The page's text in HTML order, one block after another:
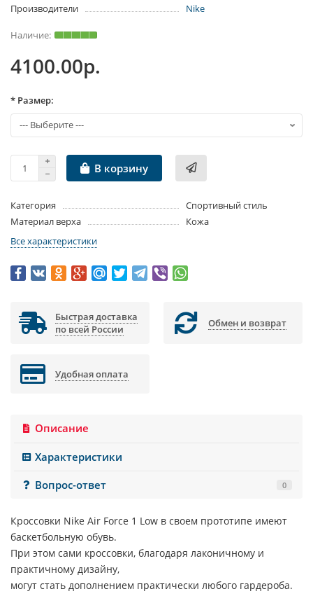
Производители
Nike
4100.00р.
* Размер:
В корзину
Категория
Спортивный стиль
Материал верха
Кожа
Все характеристики
Быстрая доставка
по всей России
Обмен и возврат
Удобная оплата
Описание
Характеристики
Вопрос-ответ
0
Кроссовки Nike Air Force 1 Low в своем прототипе имеют
баскетбольную обувь.
При этом сами кроссовки, благодаря лаконичному и
практичному дизайну,
могут стать дополнением практически любого гардероба.